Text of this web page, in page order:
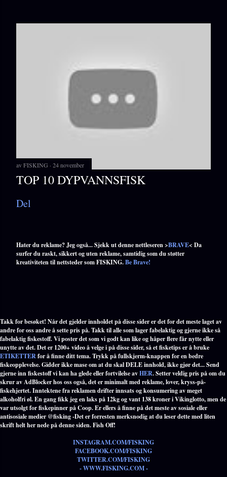
avFISKING 24 november
TOP 10 DYPVANNSFISK
Del
Hater du reklame? Jeg også... Sjekk ut denne nettleseren >BRAVE< Da
surfer du raskt, sikkert og uten reklame, samtidig som du støtter
kreativiteten til nettsteder som FISKING.Be Brave!
Takk for besøket! Når det gjelder innholdet på disse sider er det for det meste laget av
andre for oss andre å sette pris på. Takk til alle som lager fabelaktig og gjerne ikke så
fabelaktig fiskestoff. Vi poster det som vi godt kan like og håper flere får nytte eller
unytte av det. Det er 1200+ video å velge i på disse sider, så et fisketips er å bruke
ETIKETTERfor å finne ditt tema. Trykk på fullskjerm-knappen for en bedre
fiskeopplevelse. Gidder ikke mase om at du skal DELE innhold, ikke gjør det... Send
gjerne inn fiskestoff vi kan ha glede eller fortvilelse avHER. Setter veldig pris på om du
skrur av AdBlocker hos oss også, det er minimalt med reklame, lover, kryss-på-
fiskehjertet. Inntektene fra reklamen drifter innsats og konsumering av meget
alkoholfri øl. En gang fikk jeg en laks på 12kg og vant 138 kroner i Vikinglotto, men de
var utsolgt for fiskepinner på Coop. Er ellers å finne på det meste av sosiale eller
antisosiale medier @fisking -Det er forresten merksnodig at du leser dette med liten
skrift helt her nede på denne siden. Fish Off!
INSTAGRAM.COM/FISKING
FACEBOOK.COM/FISKING
TWITTER.COM/FISKING
- WWW.FISKING.COM -